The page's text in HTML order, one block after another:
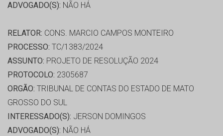
ADVOGADO(S): NÃO HÁ
RELATOR: CONS. MARCIO CAMPOS MONTEIRO
PROCESSO: TC/1383/2024
ASSUNTO: PROJETO DE RESOLUÇÃO 2024
PROTOCOLO: 2305687
ORGÃO: TRIBUNAL DE CONTAS DO ESTADO DE MATO
GROSSO DO SUL
INTERESSADO(S): JERSON DOMINGOS
ADVOGADO(S): NÃO HÁ